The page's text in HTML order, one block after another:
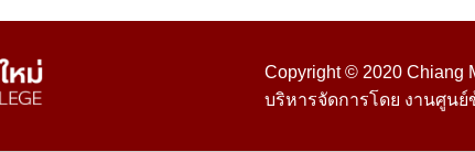
Copyright © 2020 Chiang
บริหารจัดการโดย งานศูน